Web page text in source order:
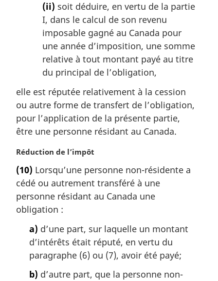
(ii) soit déduire, en vertu de la partie
I, dans le calcul de son revenu
imposable gagné au Canada pour
une année d’imposition, une somme
relative à tout montant payé au titre
du principal de l’obligation,
elle est réputée relativement à la cession
ou autre forme de transfert de l’obligation,
pour l’application de la présente partie,
être une personne résidant au Canada.
N
t
e
m
a
Réduction de l’impôt
(10) Lorsqu’une personne non-résidente a
cédé ou autrement transféré à une
personne résidant au Canada une
obligation :
a) d’une part, sur laquelle un montant
d’intérêts était réputé, en vertu du
paragraphe (6) ou (7), avoir été payé;
b) d’autre part, que la personne non-